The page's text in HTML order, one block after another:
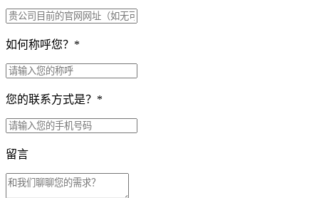
如何称呼您？ *
您的联系方式是？ *
留言